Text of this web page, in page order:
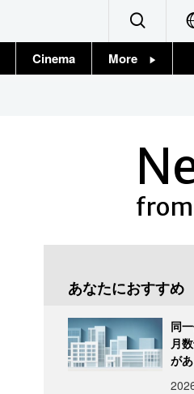
Cinema More
from
あなたにおすすめ
同
月
が